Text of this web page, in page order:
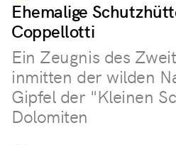
Ehemalige
Coppellotti
Ein Zeugnis des
inmitten der wilden
Gipfel der "Kleinen
Dolomiten